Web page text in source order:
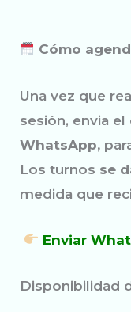
Cómo
Una vez que
sesión, envia el
WhatsApp,
Los turnos se
medida que
Enviar
Disponibilidad